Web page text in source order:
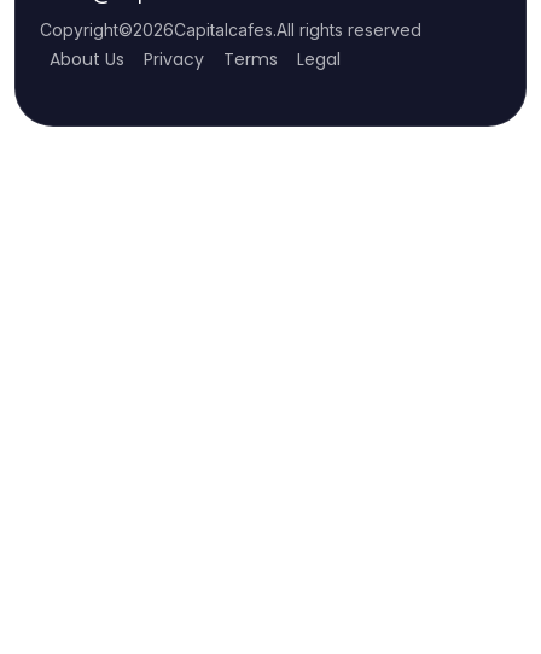
Copyright©2026Capitalcafes.All rights reserved
About Us Privacy Terms Legal